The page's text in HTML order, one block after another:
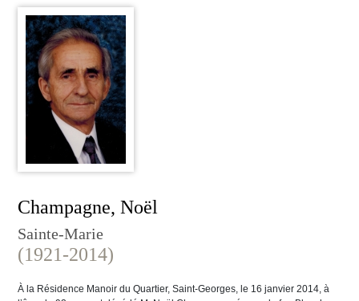
Champagne, Noël
Sainte-Marie
(1921-2014)
À la Résidence Manoir du Quartier, Saint-Georges, le 16 janvier 2014, à